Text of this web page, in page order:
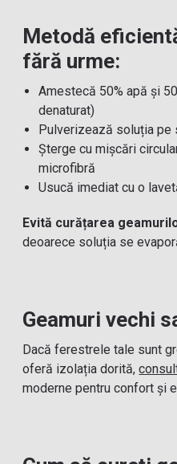
Metodă
fără urme:
Amestecă 50% apă și
denaturat)
Pulverizează soluția pe
Șterge cu mișcări
microfibră
Usucă imediat cu o
Evită curățarea
deoarece soluția se
Geamuri vechi
Dacă ferestrele tale sunt
oferă izolația dorită,
moderne pentru confort și